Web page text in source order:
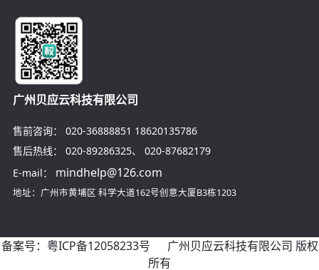
广州贝应云科技有限公司
售前咨询： 020-36888851 18620135786
售后热线：
020-89286325、 020-87682179
E-mail：
mindhelp@126.com
地址：广州市黄埔区 科学大道162号创意大厦B3栋1203
备案号： 粤ICP备12058233号 广州贝应云科技有限公司 版权
所有